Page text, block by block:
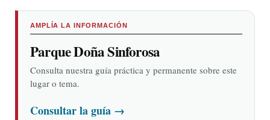
AMPLÍA LA INFORMACIÓN
Parque Doña Sinforosa
Consulta nuestra guía práctica y permanente sobre este
lugar o tema.
Consultar la guía →